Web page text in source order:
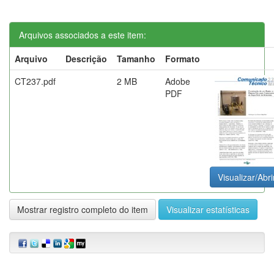
Arquivos associados a este item:
Arquivo
Descrição Tamanho
Formato
CT237.pdf
2 MB
Adobe
PDF
Visualizar/
Mostrar registro completo do item Visualizar estatísticas